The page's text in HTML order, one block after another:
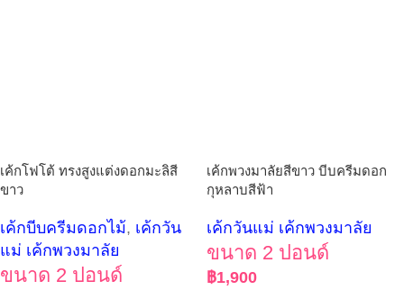
เค้กโฟโต้ ทรงสูงแต่งดอกมะลิสี
ขาว
เค้กบีบครีมดอกไม้, เค้กวัน
แม่ เค้กพวงมาลัย
ขนาด 2 ปอนด์
เค้กพวงมาลัยสีขาว บีบครีมดอก
กุหลาบสีฟ้า
เค้กวันแม่ เค้กพวงมาลัย
ขนาด 2 ปอนด์
฿1,900